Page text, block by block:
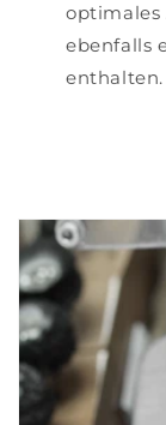
optimales
ebenfalls
enthalten.